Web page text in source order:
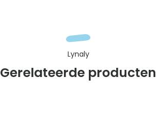
Gerelateerde producten
Lynaly